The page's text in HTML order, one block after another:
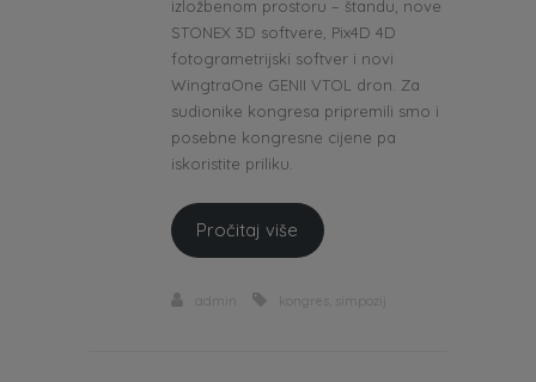
izložbenom prostoru – štandu, nove
STONEX 3D softvere, Pix4D 4D
fotogrametrijski softver i novi
WingtraOne GENII VTOL dron. Za
sudionike kongresa pripremili smo i
posebne kongresne cijene pa
iskoristite priliku.
Pročitaj više
admin kongres simpozij